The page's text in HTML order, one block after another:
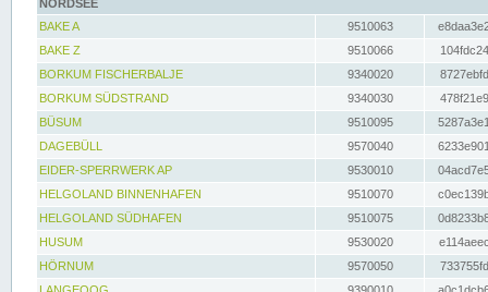
NORDSEE
BAKE A
9510063
BAKE Z
9510066
BORKUM FISCHERBALJE
9340020
BORKUM SÜDSTRAND
9340030
BÜSUM
9510095
DAGEBÜLL
9570040
EIDER-SPERRWERK AP
9530010
HELGOLAND BINNENHAFEN
9510070
HELGOLAND SÜDHAFEN
9510075
HUSUM
9530020
HÖRNUM
9570050